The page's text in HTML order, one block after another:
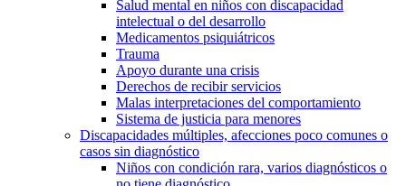
Salud mental en niños con discapacidad
intelectual o del desarrollo
Medicamentos psiquiátricos
Trauma
Apoyo durante una crisis
Derechos de recibir servicios
Malas interpretaciones del comportamiento
Sistema de justicia para menores
Discapacidades múltiples, afecciones poco comunes o
casos sin diagnóstico
Niños con condición rara, varios diagnósticos o